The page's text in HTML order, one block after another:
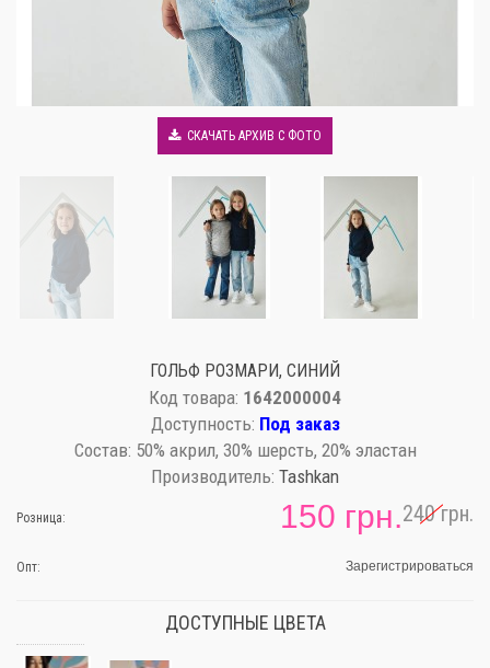
СКАЧАТЬ АРХИВ С ФОТО
ГОЛЬФ РОЗМАРИ, СИНИЙ
Код товара: 1642000004
Доступность: Под заказ
Состав: 50% акрил, 30% шерсть, 20% эластан
Производитель: Tashkan
240 грн.
Розница: 150 грн.
Опт: Зарегистрироваться
ДОСТУПНЫЕ ЦВЕТА